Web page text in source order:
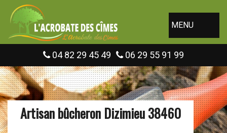
MENU
04 82 29 45 49 06 29 55 91 99
Artisan bûcheron Dizimieu 38460